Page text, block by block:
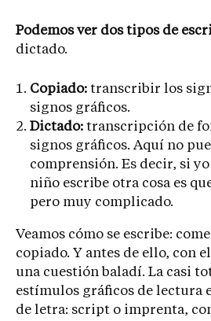
Podemos ver dos tipos de
dictado.
Copiado: transcribir los
signos gráficos.
Dictado: transcripción de
signos gráficos. Aquí no
comprensión. Es decir, si
niño escribe otra cosa es
pero muy complicado.
Veamos cómo se escribe:
copiado. Y antes de ello, con
una cuestión baladí. La casi
estímulos gráficos de lectura
de letra: script o imprenta,